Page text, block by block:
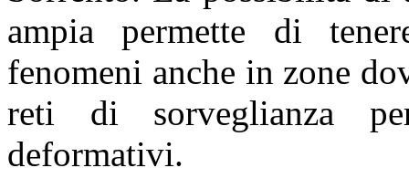
ampia permette di
fenomeni anche in zone
reti di sorveglianza
deformativi.